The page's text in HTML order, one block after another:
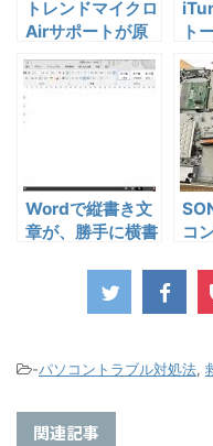
トレンドマイクロ
Airサポートが原
因でCドライブの
空き容量が一杯に
ト
発
ル
の
Wordで縦書き文
章が、勝手に横書
コ
-パソコントラブル対処法,
関連記事